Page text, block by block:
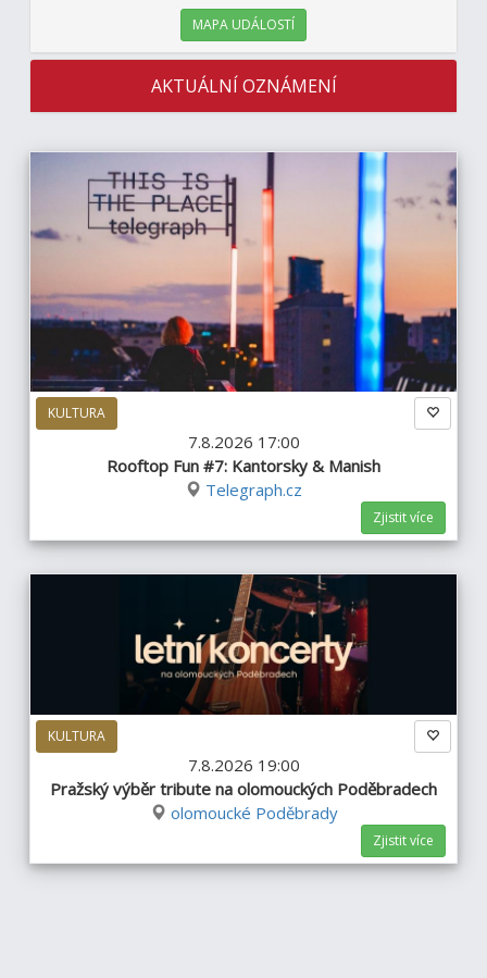
MAPA UDÁLOSTÍ
AKTUÁLNÍ OZNÁMENÍ
KULTURA
7.8.2026 17:00
Rooftop Fun #7: Kantorsky & Manish
Telegraph.cz
Zjistit více
KULTURA
7.8.2026 19:00
Pražský výběr tribute na olomouckých Poděbradech
olomoucké Poděbrady
Zjistit více